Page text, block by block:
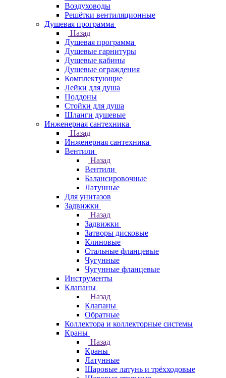
Воздуховоды
Решётки вентиляционные
Душевая программа
Назад
Душевая программа
Душевые гарнитуры
Душевые кабины
Душевые ограждения
Комплектующие
Лейки для душа
Поддоны
Стойки для душа
Шланги душевые
Инженерная сантехника
Назад
Инженерная сантехника
Вентили
Назад
Вентили
Балансировочные
Латунные
Для унитазов
Задвижки
Назад
Задвижки
Затворы дисковые
Клиновые
Стальные фланцевые
Чугунные
Чугунные фланцевые
Инструменты
Клапаны
Назад
Клапаны
Обратные
Коллектора и коллекторные системы
Краны
Назад
Краны
Латунные
Шаровые латунь и трёхходовые